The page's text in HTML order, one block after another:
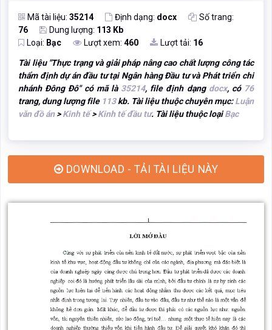
Mã tài liệu: 35214 Định dạng: docx
Số trang:
76
Dung lượng: 113 Kb
Loại: Bạc Lượt xem: 460 Lượt tải: 16
Tài liệu "Thực trạng và giải pháp nâng cao chất lượng công tác
thẩm định dự án đầu tư tại Ngân hàng Đầu tư và Phát triển chi
nhánh Đông Đô" có mã là 35214, file định dạng docx, có 76
trang, dung lượng file 113kb. Tài liệu thuộc chuyên mục:Luận
văn đồ án>Kinh tế>Kinh tế đầu tư. Tài liệu thuộc loạiBạc
DOWNLOAD - TẢI TÀI LIỆU NÀY